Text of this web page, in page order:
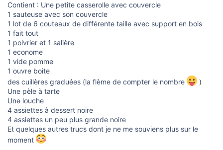
Contient : Une petite casserolle avec couvercle
1 sauteuse avec son couvercle
1 lot de 6 couteaux de différente taille avec support en bois
1 fait tout
1 poivrier et 1 salière
1 econome
1 vide pomme
1 ouvre boite
des cuillères graduées (la flème de compter le nombre
)
Une pèle à tarte
Une louche
4 assiettes à dessert noire
4 assiettes un peu plus grande noire
Et quelques autres trucs dont je ne me souviens plus sur le
moment